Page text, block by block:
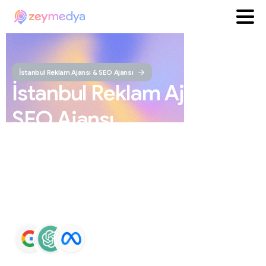
İstanbul Reklam Ajansı & SEO Ajansı
İstanbulReklamAjansı
SEOAjansı